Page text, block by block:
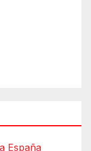
España